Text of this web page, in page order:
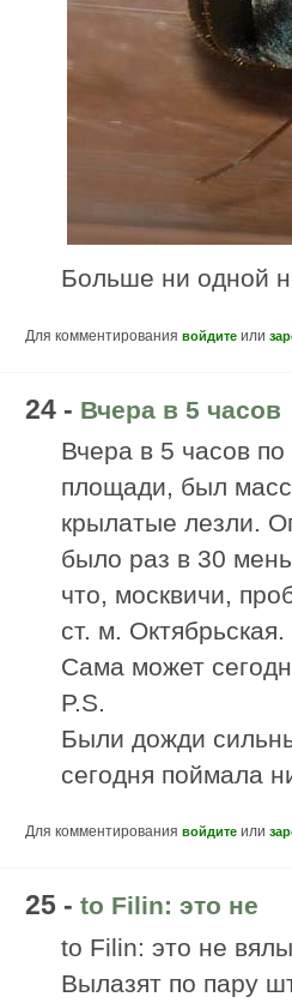
Больше ни одной
Для комментирования войдите или
24 - Вчера в 5 часов
Вчера в 5 часов
площади, был
крылатые лезли.
было раз в 30
что, москвичи,
ст. м. Октябрьская.
Сама может
P.S.
Были дожди
сегодня поймала
Для комментирования войдите или
25 - to Filin: это не
to Filin: это не
Вылазят по пару